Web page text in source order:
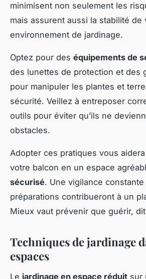
minimisent non seulement les
mais assurent aussi la stabilité de
environnement de jardinage.
Optez pour des équipements de
des lunettes de protection et des
pour manipuler les plantes et
sécurité. Veillez à entreposer
outils pour éviter qu’ils ne
obstacles.
Adopter ces pratiques vous
votre balcon en un espace
sécurisé. Une vigilance
préparations contribueront à un
Mieux vaut prévenir que guérir,
Techniques de jardinage
espaces
Le jardinage en espace réduit sur